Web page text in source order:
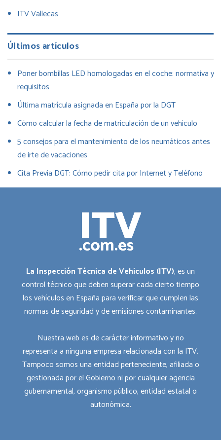
ITV Vallecas
Últimos artículos
Poner bombillas LED homologadas en el coche: normativa y
requisitos
Última matrícula asignada en España por la DGT
Cómo calcular la fecha de matriculación de un vehículo
5 consejos para el mantenimiento de los neumáticos antes
de irte de vacaciones
Cita Previa DGT: Cómo pedir cita por Internet y Teléfono
La Inspección Técnica de Vehículos (ITV), es un
control técnico que deben superar cada cierto tiempo
los vehículos en España para verificar que cumplen las
normas de seguridad y de emisiones contaminantes.
Nuestra web es de carácter informativo y no
representa a ninguna empresa relacionada con la ITV.
Tampoco somos una entidad perteneciente, afiliada o
gestionada por el Gobierno ni por cualquier agencia
gubernamental, organismo público, entidad estatal o
autonómica.